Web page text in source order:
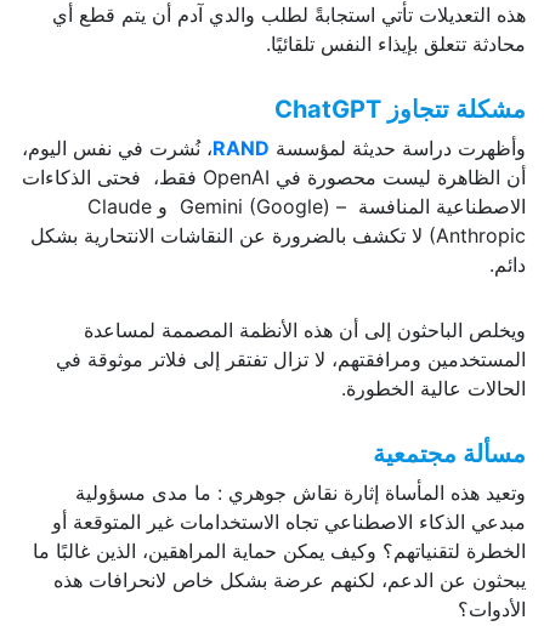
هذه التعديلات تأتي استجابةً لطلب والدي آدم أن يتم قطع أي
محادثة تتعلق بإيذاء النفس تلقائيًا.
مشكلة تتجاوز ChatGPT
وأظهرت دراسة حديثة لمؤسسة RAND، نُشرت في نفس اليوم،
أن الظاهرة ليست محصورة في OpenAI فقط، فحتى الذكاءات
الاصطناعية المنافسة – Gemini (Google) و Claude
(Anthropic لا تكشف بالضرورة عن النقاشات الانتحارية بشكل
دائم.
ويخلص الباحثون إلى أن هذه الأنظمة المصممة لمساعدة
المستخدمين ومرافقتهم، لا تزال تفتقر إلى فلاتر موثوقة في
الحالات عالية الخطورة.
مسألة مجتمعية
وتعيد هذه المأساة إثارة نقاش جوهري : ما مدى مسؤولية
مبدعي الذكاء الاصطناعي تجاه الاستخدامات غير المتوقعة أو
الخطرة لتقنياتهم؟ وكيف يمكن حماية المراهقين، الذين غالبًا ما
يبحثون عن الدعم، لكنهم عرضة بشكل خاص لانحرافات هذه
الأدوات؟